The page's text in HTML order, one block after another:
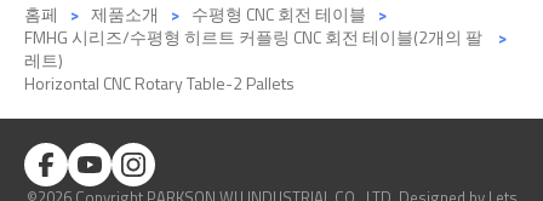
홈페 제품소개
수평형 CNC 회전 테이블
FMHG 시리즈/수평형 히르트 커플링 CNC 회전 테이블(2개의 팔
레트)
Horizontal CNC Rotary Table-2 Pallets